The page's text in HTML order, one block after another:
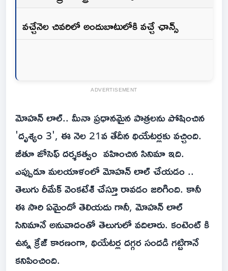
వచ్చేనెల చివరిలో అందుబాటులోకి వచ్చే ఛాన్స్
ADVERTISEMENT
మోహన్ లాల్.. మీనా ప్రధానమైన పాత్రలను పోషించిన
'దృశ్యం 3', ఈ నెల 21వ తేదీన థియేటర్లకు వచ్చింది.
జీతూ జోసెఫ్ దర్శకత్వం వహించిన సినిమా ఇది.
ఎప్పుడూ మలయాళంలో మోహన్ లాల్ చేయడం ..
తెలుగు రీమేక్ వెంకటేశ్ చేస్తూ రావడం జరిగింది. కానీ
ఈ సారి ఏమైందో తెలియదు గానీ, మోహన్ లాల్
సినిమానే అనువాదంతో తెలుగులో వదిలారు. కంటెంట్ కి
ఉన్న క్రేజ్ కారణంగా, థియేటర్ల దగ్గర సందడి గట్టిగానే
కనిపించింది.